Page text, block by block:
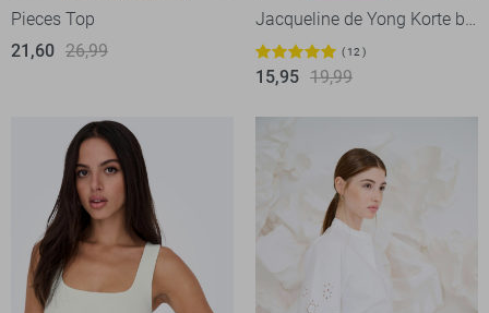
Pieces Top
21,60 26,99
Jacqueline de Yong Korte broek
12
15,95 19,99